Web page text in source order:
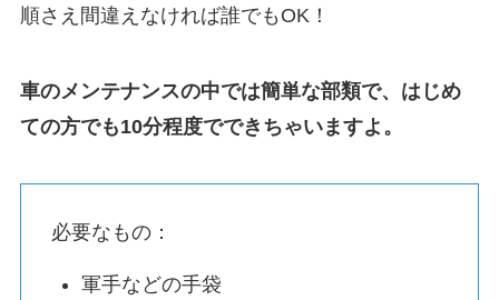
順さえ間違えなければ誰でもOK！
車のメンテナンスの中では簡単な部類で、はじめ
ての方でも10分程度でできちゃいますよ。
必要なもの：
軍手などの手袋